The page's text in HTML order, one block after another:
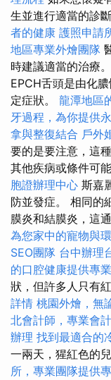
生並進行適當的診斷
者的健康 護照申請
地區專業外燴團隊
時建議適當的治療。
EPCH舌頭是由化
定症狀。 龍潭地區
牙過程，為你提供
拿與整復結合 戶外
要的是要注意，這
其他疾病或條件可
胞證辦理中心 斯嘉
防並發症。 相同的
膜炎和結膜炎，這
為您家中的寵物與
SEO團隊 台中辦理
的口腔健康提供專
狀，但許多人只有
詳情 桃園外燴，無
北會計師，專業會
辦理 找到最適合的
一兩天，猩紅色的
所，專業團隊提供